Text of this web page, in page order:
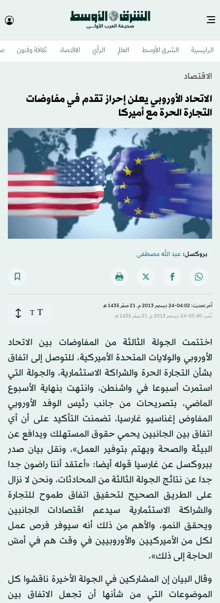
الرئيسية الشرق الأوسط​ العالم الرأي الاقتصاد ثقافة وفنون
الاقتصاد
الاتحاد الأوروبي يعلن إحراز تقدم في مفاوضات
التجارة الحرة مع أميركا
بروكسل: عبد الله مصطفى
آخر تحديث: 04:02-24 ديسمبر 2013 م ـ 21 صفَر 1435 هـ
نُشر: 03:40-24 ديسمبر 2013 م ـ 21 صفَر 1435 هـ
T
T
اختتمت الجولة الثالثة من المفاوضات بين الاتحاد
الأوروبي والولايات المتحدة الأميركية، للتوصل إلى اتفاق
بشأن التجارة الحرة والشراكة الاستثمارية، والجولة التي
استمرت أسبوعا في واشنطن، وانتهت بنهاية الأسبوع
الماضي، بتصريحات من جانب رئيس الوفد الأوروبي
المفاوض إغناسيو غارسيا، تضمنت التأكيد على أن أي
اتفاق بين الجانبين يحمي حقوق المستهلك ويدافع عن
البيئة والصحة ويهتم بتوفير العمل»، ونقل بيان صدر
ببروكسل عن غارسيا قوله أيضا: «أعتقد أننا راضون جدا
جدا عن نتائج الجولة الثالثة من المحادثات، ونحن لا نزال
على الطريق الصحيح لتحقيق اتفاق طموح للتجارة
والشراكة الاستثمارية سيدعم اقتصادات الجانبين
ويحقق النمو، والأهم من ذلك أنه سيوفر فرص عمل
لكل من الأميركيين والأوروبيين في وقت هم في أمسّ
الحاجة إلى ذلك».
وقال البيان إن المشاركين في الجولة الأخيرة ناقشوا كل
الموضوعات التي من شأنها أن تجعل الاتفاق بين